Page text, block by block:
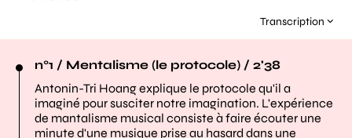
Transcription
n°1 / Mentalisme (le protocole) / 2'38
Antonin-Tri Hoang explique le protocole qu'il a
imaginé pour susciter notre imagination. L'expérience
de mantalisme musical consiste à faire écouter une
minute d'une musique prise au hasard dans une